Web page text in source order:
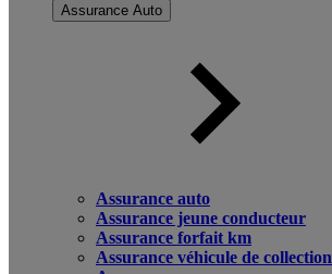
Assurance Auto
Assurance auto
Assurance jeune conducteur
Assurance forfait km
Assurance véhicule de collection